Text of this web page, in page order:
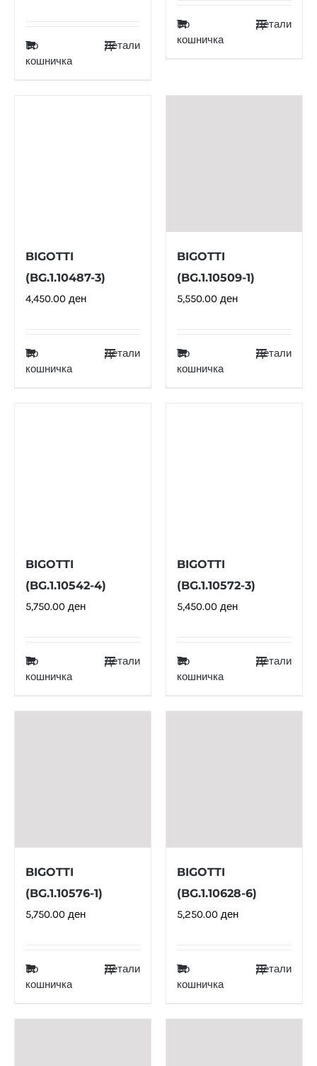
Во
кошничка
Детали
Во
кошничка
Детали
BIGOTTI
(BG.1.10487-3)
4,450.00 ден
Во
кошничка
Детали
BIGOTTI
(BG.1.10509-1)
5,550.00 ден
Во
кошничка
Детали
BIGOTTI
(BG.1.10542-4)
5,750.00 ден
Во
кошничка
Детали
BIGOTTI
(BG.1.10572-3)
5,450.00 ден
Во
кошничка
Детали
BIGOTTI
(BG.1.10576-1)
5,750.00 ден
Во
кошничка
Детали
BIGOTTI
(BG.1.10628-6)
5,250.00 ден
Во
кошничка
Детали